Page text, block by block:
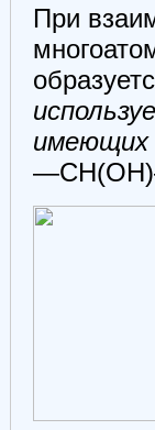
При
имеющих